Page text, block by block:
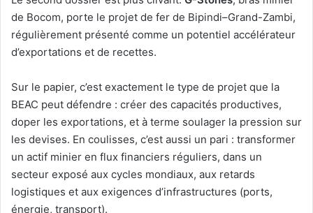
de Bocom, porte le projet de fer de Bipindi–Grand-Zambi,
régulièrement présenté comme un potentiel accélérateur
d’exportations et de recettes.
Sur le papier, c’est exactement le type de projet que la
BEAC peut défendre : créer des capacités productives,
doper les exportations, et à terme soulager la pression sur
les devises. En coulisses, c’est aussi un pari : transformer
un actif minier en flux financiers réguliers, dans un
secteur exposé aux cycles mondiaux, aux retards
logistiques et aux exigences d’infrastructures (ports,
énergie, transport).